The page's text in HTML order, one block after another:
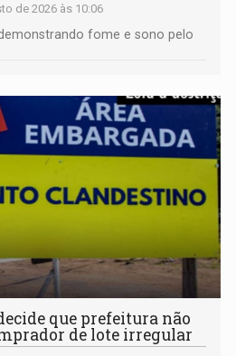
de 2026 às 10:06
fome e sono pelo
que prefeitura não
de lote irregular